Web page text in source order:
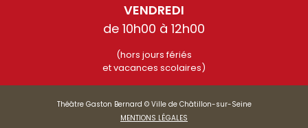
VENDREDI
de 10h00 à 12h00
(hors jours fériés
et vacances scolaires)
Théâtre Gaston Bernard © Ville de Châtillon-sur-Seine
MENTIONS LÉGALES